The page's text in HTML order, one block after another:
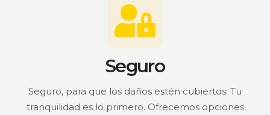
Seguro
Seguro, para que los daños estén cubiertos: Tu
tranquilidad es lo primero. Ofrecemos opciones